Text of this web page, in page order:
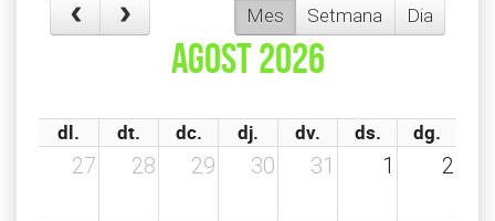
Mes Setmana Dia
agost 2026
dl. dt. dc. dj. dv. ds. dg.
27 28 29 30 31 1 2